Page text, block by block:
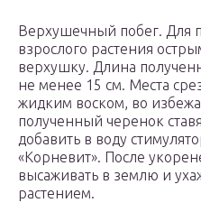
Верхушечный побег. Для
взрослого растения
верхушку. Длина
не менее 15 см. Места
жидким воском, во
полученный черенок
добавить в воду
«Корневит». После
высаживать в землю и
растением.